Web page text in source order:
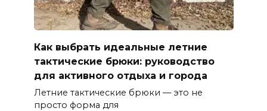
Как выбрать идеальные летние
тактические брюки: руководство
для активного отдыха и города
Летние тактические брюки — это не
просто форма для